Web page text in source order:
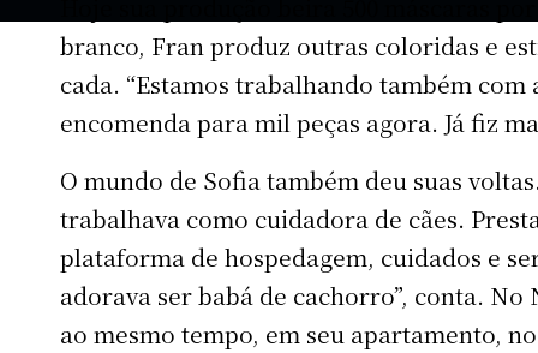
branco, Fran produz outras coloridas e
cada. “Estamos trabalhando também
encomenda para mil peças agora. Já fiz
O mundo de Sofia também deu suas
trabalhava como cuidadora de cães.
plataforma de hospedagem, cuidados e
adorava ser babá de cachorro”, conta. No
ao mesmo tempo, em seu apartamento,